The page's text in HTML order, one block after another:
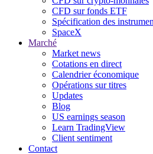
CFD sur fonds ETF
Spécification des
SpaceX
Marché
Market news
Cotations en direct
Calendrier économique
Opérations sur titres
Updates
Blog
US earnings season
Learn TradingView
Client sentiment
Contact